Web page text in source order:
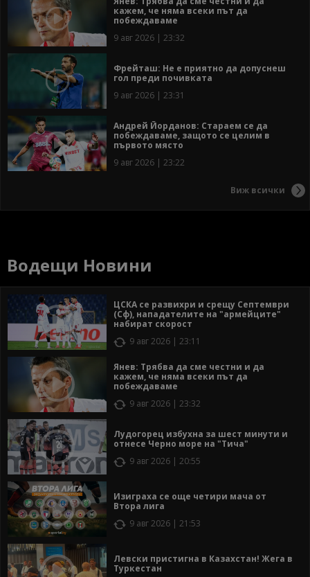
кажем, че няма всеки път да
побеждаваме
9 авг 2026 | 23:32
Фрейташ: Не е приятно да допуснеш
гол преди почивката
9 авг 2026 | 23:31
Андрей Йорданов: Стараем се да
побеждаваме, защото се целим в
първото място
9 авг 2026 | 23:22
Виж всички
Водещи Новини
ЦСКА се развихри и срещу Септември
(Сф), нападателите на "армейците"
набират скорост
9 авг 2026 | 23:11
Янев: Трябва да сме честни и да
кажем, че няма всеки път да
побеждаваме
9 авг 2026 | 23:32
Лудогорец избухна за шест минути и
отнесе Черно море на "Тича"
9 авг 2026 | 20:55
Изиграха се още четири мача от
Втора лига
9 авг 2026 | 21:53
Левски пристигна в Казахстан! Жега в
Туркестан